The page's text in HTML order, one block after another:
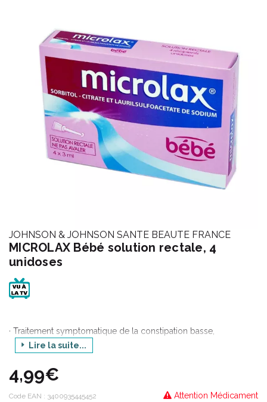
JOHNSON & JOHNSON SANTE BEAUTE FRANCE
MICROLAX Bébé solution rectale, 4
unidoses
· Traitement symptomatique de la constipation basse,
notamment par dyschésie rectale. · Préparation aux examens
endoscopiques du rectum.
Lire la suite...
4,99€
Attention Médicament
Code EAN : 3400935445452